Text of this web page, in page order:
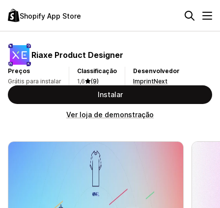
Shopify App Store
Riaxe Product Designer
Preços
Grátis para instalar
Classificação
1,6
(9)
Desenvolvedor
ImprintNext
Instalar
Ver loja de demonstração